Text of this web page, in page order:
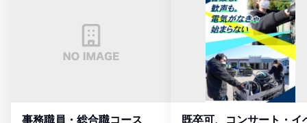
事務職員・総合職コース
既卒可、コンサート・イ